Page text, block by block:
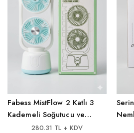
Fabess MistFlow 2 Katlı 3
Kademeli Soğutucu ve
Nemlendirici Fan
280.31 TL + KDV